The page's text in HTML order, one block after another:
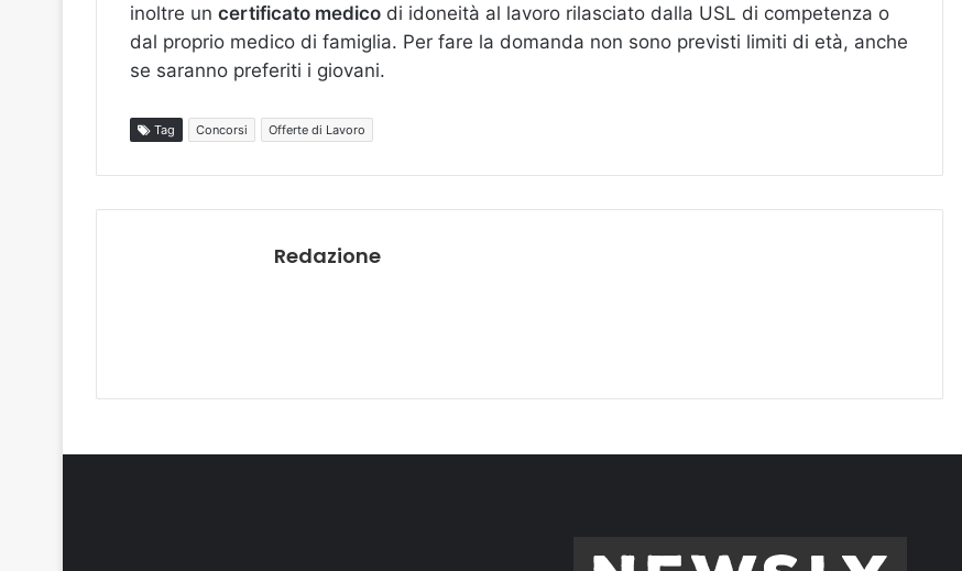
inoltre un certificato medico di idoneità al lavoro rilasciato dalla USL di competenza o
dal proprio medico di famiglia. Per fare la domanda non sono previsti limiti di età, anche
se saranno preferiti i giovani.
Tag Concorsi Offerte di Lavoro
Redazione